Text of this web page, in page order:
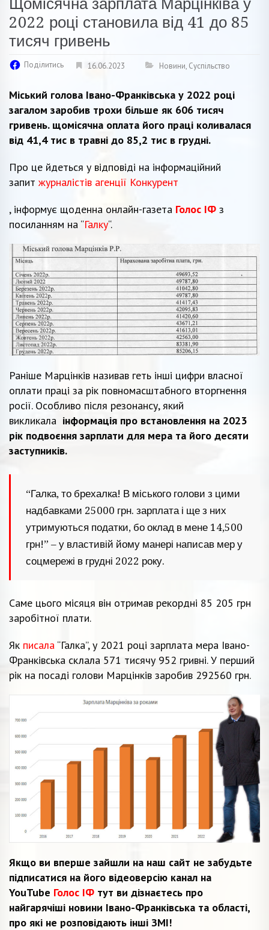
2022 році становила від 41 до 85
тисяч гривень
Поділитись 16.06.2023 Новини, Суспільство
Міський голова Івано-Франківська у 2022 році
загалом заробив трохи більше як 606 тисяч
гривень. щомісячна оплата його праці коливалася
від 41,4 тис в травні до 85,2 тис в грудні.
Про це йдеться у відповіді на інформаційний
запит журналістів агенції Конкурент
, інформує щоденна онлайн-газета Голос ІФ з
посиланням на “Галку“.
Раніше Марцінків називав геть інші цифри власної
оплати праці за рік повномасштабного вторгнення
росії. Особливо після резонансу, який
викликала інформація про встановлення на 2023
рік подвоєння зарплати для мера та його десяти
заступників.
“Галка, то брехалка! В міського голови з цими
надбавками 25000 грн. зарплата і ще з них
утримуються податки, бо оклад в мене 14,500
грн!” – у властивій йому манері написав мер у
соцмережі в грудні 2022 року.
Саме цього місяця він отримав рекордні 85 205 грн
заробітної плати.
Як писала “Галка”, у 2021 році зарплата мера Івано-
Франківська склала 571 тисячу 952 гривні. У перший
рік на посаді голови Марцінків заробив 292560 грн.
Якщо ви вперше зайшли на наш сайт не забудьте
підписатися на його відеоверсію канал на
YouTube Голос ІФ тут ви дізнаєтесь про
найгарячіші новини Івано-Франківська та області,
про які не розповідають інші ЗМІ!